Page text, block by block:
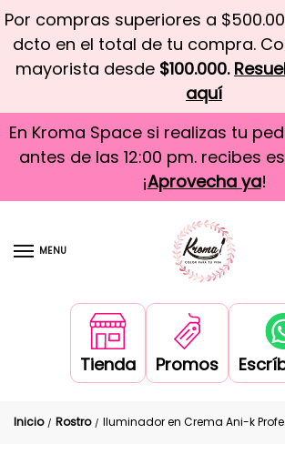
Por compras superiores a
dcto en el total de tu compra.
mayorista desde $100.000.
aquí
En Kroma Space si realizas tu
antes de las 12:00 pm. recibes
¡Aprovecha ya!
MENU
Tienda Promos
Inicio / Rostro / Iluminador en Crema Ani-k